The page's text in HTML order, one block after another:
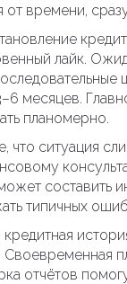
от времени,
лайк.
месяцев.
планомерно.
что ситуация
составить
типичных
кредитная
отчётов